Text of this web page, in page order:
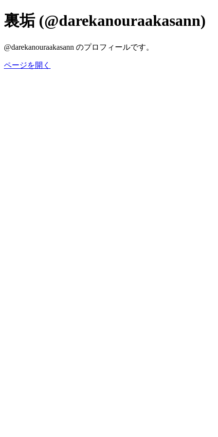
裏垢 (@darekanouraakasann)
@darekanouraakasann のプロフィールです。
ページを開く